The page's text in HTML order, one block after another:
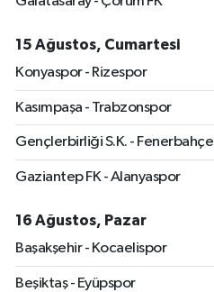
15 Ağustos, Cumartesi
Konyaspor - Rizespor
Kasımpaşa - Trabzonspor
Gençlerbirliği S.K. - Fenerbahçe
Gaziantep FK - Alanyaspor
16 Ağustos, Pazar
Başakşehir - Kocaelispor
Beşiktaş - Eyüpspor